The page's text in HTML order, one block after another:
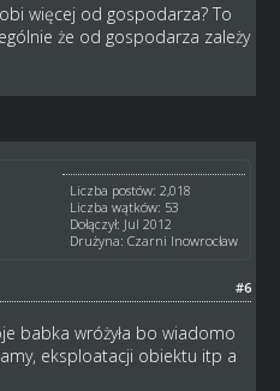
więcej od gospodarza? To
że od gospodarza zależy
Liczba postów: 2,018
Liczba wątków: 53
Dołączył: Jul 2012
Drużyna: Czarni Inowrocław
#6
babka wróżyła bo wiadomo
eksploatacji obiektu itp a